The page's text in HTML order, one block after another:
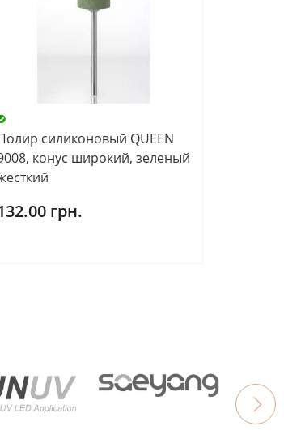
силиконовый QUEEN
конус широкий, зеленый
грн.